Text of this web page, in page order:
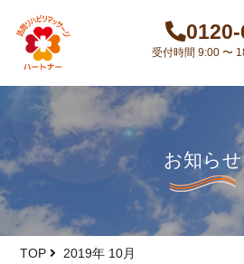
受付時間 9:00 〜
お知らせ
TOP 2019年 10月